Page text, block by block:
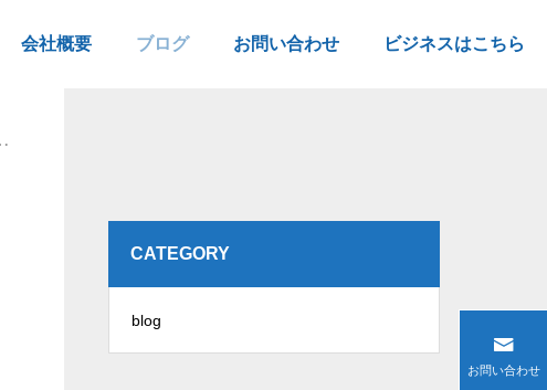
会社概要 ブログ お問い合わせ ビジネスはこちら
CATEGORY
blog
お問い合わせ